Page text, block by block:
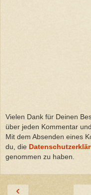
Vielen Dank für Deinen
über jeden Kommentar
Mit dem Absenden eines
du, die
genommen zu haben.
‹